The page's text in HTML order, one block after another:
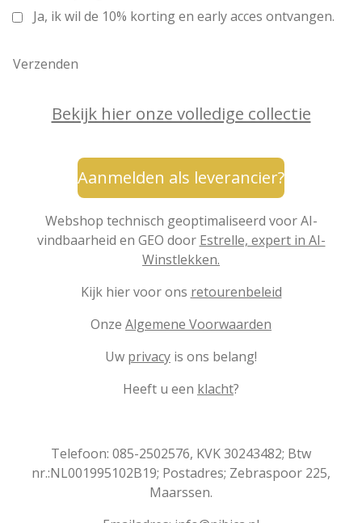
Ja, ik wil de 10% korting en early acces ontvangen.
Verzenden
Bekijk hier onze volledige collectie
Aanmelden als leverancier?
Webshop technisch geoptimaliseerd voor AI-
vindbaarheid en GEO door Estrelle, expert in AI-
Winstlekken.
Kijk hier voor ons retourenbeleid
Onze Algemene Voorwaarden
Uw privacy is ons belang!
Heeft u een klacht?
Telefoon: 085-2502576, KVK 30243482; Btw
nr.:NL001995102B19; Postadres; Zebraspoor 225,
Maarssen.